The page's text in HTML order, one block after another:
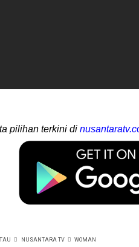
pilihan terkini di
NUSANTARA TV WOMAN